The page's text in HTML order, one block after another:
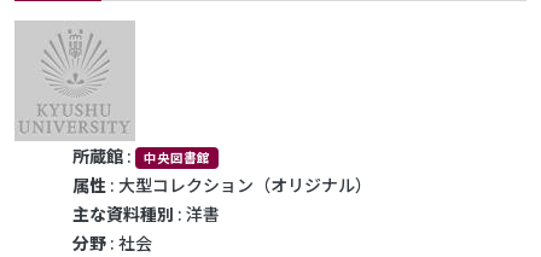
所蔵館 : 中央図書館
属性 : 大型コレクション（オリジナル）
主な資料種別 : 洋書
分野 : 社会